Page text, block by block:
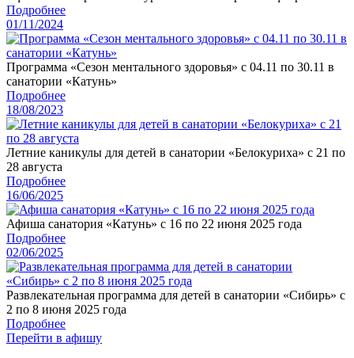
Подробнее
01/11/2024
Программа «Сезон ментального здоровья» с 04.11 по 30.11 в
санатории «Катунь»
Подробнее
18/08/2023
Летние каникулы для детей в санатории «Белокуриха» с 21 по
28 августа
Подробнее
16/06/2025
Афиша санатория «Катунь» с 16 по 22 июня 2025 года
Подробнее
02/06/2025
Развлекательная программа для детей в санатории «Сибирь» с
2 по 8 июня 2025 года
Подробнее
Перейти в афишу